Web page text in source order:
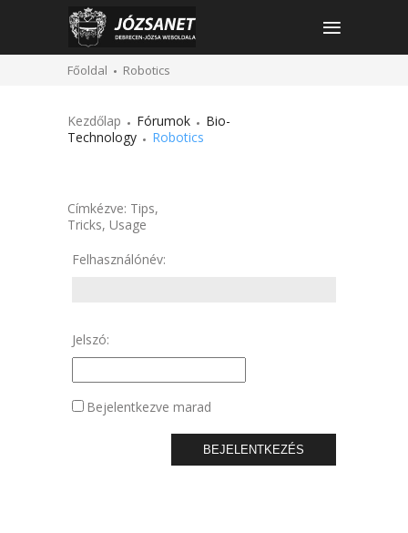
Főoldal Robotics
Kezdőlap Fórumok
Bio-
Technology
Robotics
Címkézve: Tips,
Tricks, Usage
Felhasználónév:
Jelszó:
Bejelentkezve marad
BEJELENTKEZÉS